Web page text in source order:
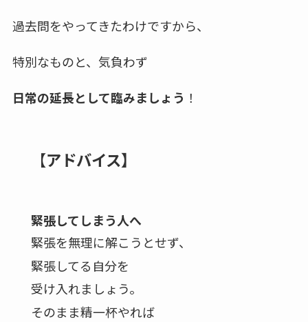
過去問をやってきたわけですから、
特別なものと、気負わず
日常の延長として臨みましょう ！
【アドバイス】
緊張してしまう人へ
緊張を無理に解こうとせず、
緊張してる自分を
受け入れましょう。
そのまま精一杯やれば